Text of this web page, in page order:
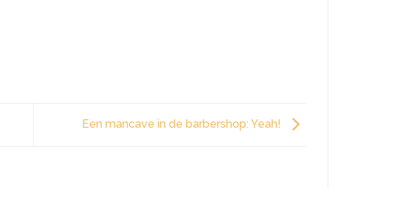
Een mancave in de barbershop: Yeah!